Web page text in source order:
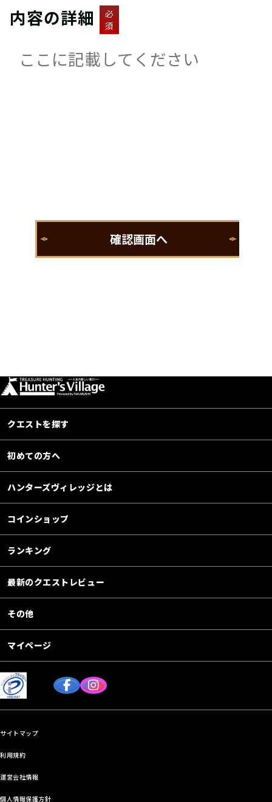
内容の詳細
必
須
クエストを探す
初めての方へ
ハンターズヴィレッジとは
コインショップ
ランキング
最新のクエストレビュー
その他
マイページ
サイトマップ
利用規約
運営会社情報
個人情報保護方針